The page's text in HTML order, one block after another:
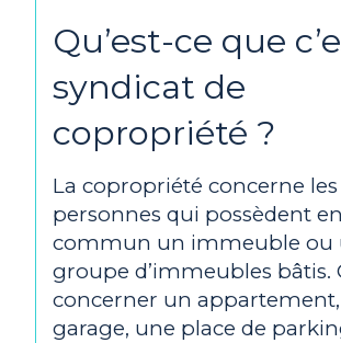
Qu’est-ce que
syndicat de
copropriété ?
La copropriété concerne les
personnes qui possèdent en
commun un immeuble ou
groupe d’immeubles bâtis.
concerner un
garage, une place de